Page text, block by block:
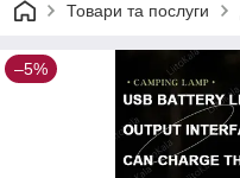
Товари та послуги
–5%